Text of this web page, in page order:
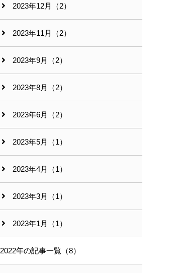
2023年12月（2）
2023年11月（2）
2023年9月（2）
2023年8月（2）
2023年6月（2）
2023年5月（1）
2023年4月（1）
2023年3月（1）
2023年1月（1）
2022年の記事一覧（8）